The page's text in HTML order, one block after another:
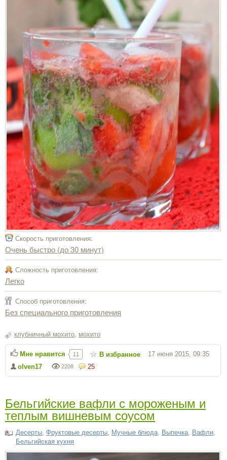
Скорость приготовления:
Очень быстро (до 30 минут)
Сложность приготовления:
Легко
Способ приготовления:
Без специального приготовления
клубничный мохито, мохито
25
2208
olven17
17 июня 2015, 09:35
Мне нравится 11 В избранное
Бельгийские вафли с мороженым и
теплым вишневым соусом
Десерты, Фруктовые десерты, Мучные блюда, Выпечка, Вафли,
Бельгийская кухня